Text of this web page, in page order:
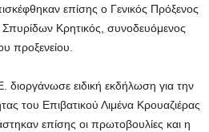
επίσης ο Γενικός Πρόξενος
Κρητικός, συνοδευόμενος
προξενείου.
ειδική εκδήλωση για την
του Επιβατικού Λιμένα Κρουαζιέρας
επίσης οι πρωτοβουλίες και η